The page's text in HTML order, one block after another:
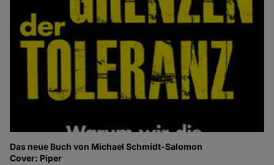
Das neue Buch von Michael Schmidt-Salomon
Cover: Piper